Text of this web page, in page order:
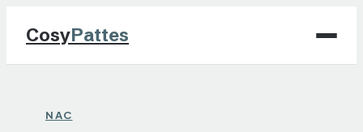
CosyPattes
NAC